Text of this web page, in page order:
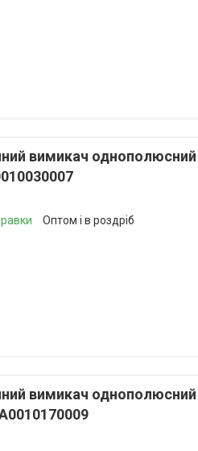
вимикач
Оптом і в роздріб
вимикач